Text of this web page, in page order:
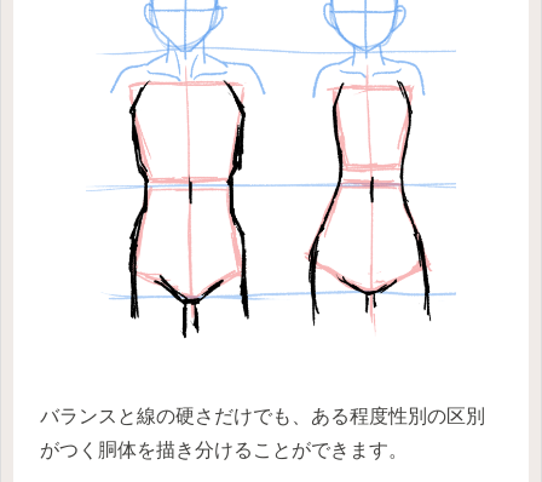
バランスと線の硬さだけでも、ある程度性別の区別
がつく胴体を描き分けることができます。